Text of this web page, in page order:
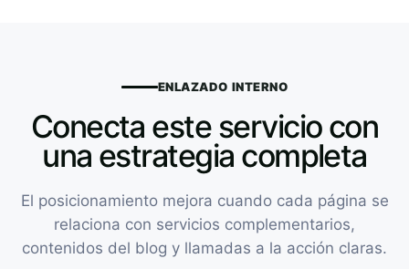
ENLAZADO INTERNO
Conecta este servicio con
una estrategia completa
El posicionamiento mejora cuando cada página se
relaciona con servicios complementarios,
contenidos del blog y llamadas a la acción claras.